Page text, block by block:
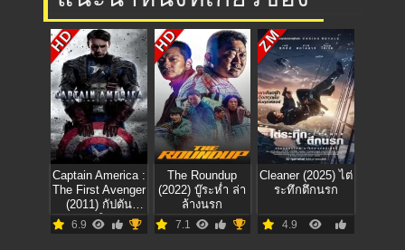
HD
Captain America :
The First Avenger
(2011) กัปตัน
อเมริกา
6.9
HD
The Roundup
(2022) บู๊ระห่ำ ล่า
ล้างนรก
7.1
ZM
Cleaner (2025) ไต่
ระทึกตึกนรก
4.9